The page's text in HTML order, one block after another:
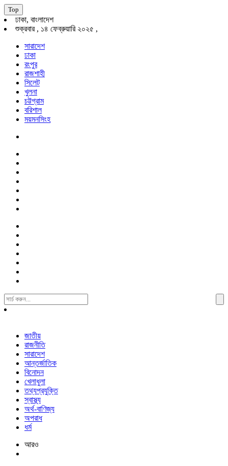
Top
ঢাকা, বাংলাদেশ
শুক্রবার , ১৪ ফেব্রুয়ারি ২০২৫ ,
সারাদেশ
ঢাকা
রংপুর
রাজশাহী
সিলেট
খুলনা
চট্টগ্রাম
বরিশাল
ময়মনসিংহ
Search
For:
জাতীয়
রাজনীতি
সারাদেশ
আন্তর্জাতিক
বিনোদন
খেলাধুলা
তথ্যপ্রযুক্তি
স্বাস্থ্য
অর্থ-বাণিজ্য
অপরাধ
ধর্ম
আরও